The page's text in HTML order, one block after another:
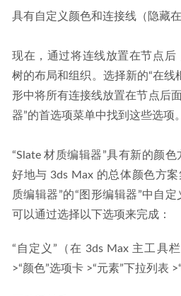
具有自定义颜色和连接线（隐藏
现在，通过将连线放置在节点后
树的布局和组织。选择新的“在线
形中将所有连接线放置在节点后
器”的首选项菜单中找到这些选项。
“Slate 材质编辑器”具有新的颜
好地与 3ds Max 的总体颜色方
质编辑器”的“图形编辑器”中自
可以通过选择以下选项来完成：
“自定义”（在 3ds Max 主工具
>“颜色”选项卡 >“元素”下拉列表